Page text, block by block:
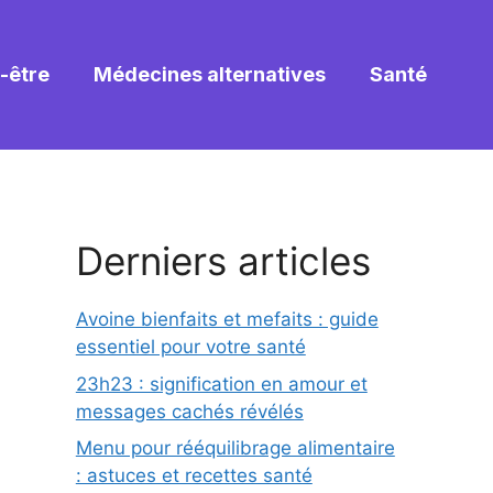
être Médecines alternatives Santé
Derniers articles
Avoine bienfaits et mefaits : guide
essentiel pour votre santé
23h23 : signification en amour et
messages cachés révélés
Menu pour rééquilibrage alimentaire
: astuces et recettes santé